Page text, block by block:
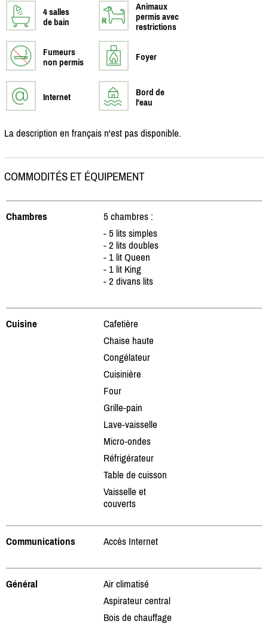
4 salles
de bain
Animaux
permis avec
restrictions
Fumeurs
non permis
Foyer
Internet
Bord de
l'eau
La description en français n'est pas disponible.
COMMODITÉS ET ÉQUIPEMENT
Chambres
5 chambres :
- 5 lits simples
- 2 lits doubles
- 1 lit Queen
- 1 lit King
- 2 divans lits
Cuisine
Cafetière
Chaise haute
Congélateur
Cuisinière
Four
Grille-pain
Lave-vaisselle
Micro-ondes
Réfrigérateur
Table de cuisson
Vaisselle et
couverts
Communications Accès Internet
Général
Air climatisé
Aspirateur central
Bois de chauffage